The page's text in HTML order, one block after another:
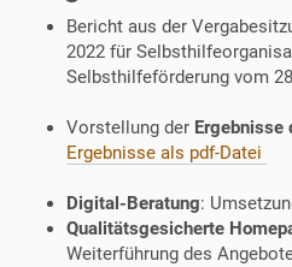
Bericht aus der
2022 für
Selbsthilfeförderung vom
Vorstellung der Ergebnisse
Ergebnisse als pdf-Datei
Digital-Beratung:
Qualitätsgesicherte
Weiterführung des